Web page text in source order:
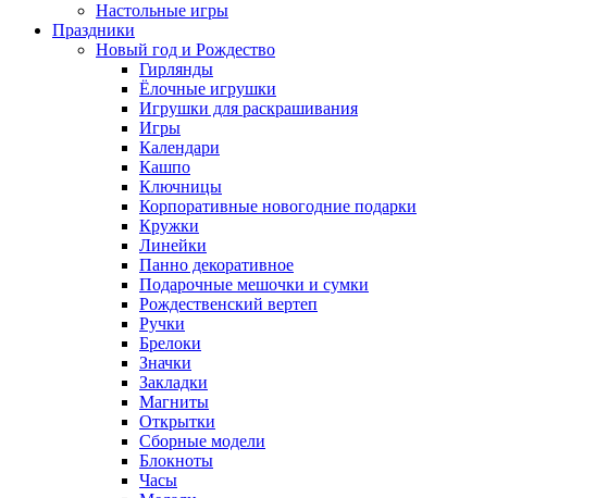
Настольные игры
Праздники
Новый год и Рождество
Гирлянды
Ёлочные игрушки
Игрушки для раскрашивания
Игры
Календари
Кашпо
Ключницы
Корпоративные новогодние подарки
Кружки
Линейки
Панно декоративное
Подарочные мешочки и сумки
Рождественский вертеп
Ручки
Брелоки
Значки
Закладки
Магниты
Открытки
Сборные модели
Блокноты
Часы